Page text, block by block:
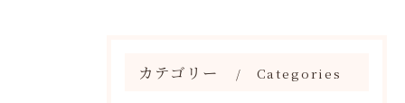
カテゴリー Categories